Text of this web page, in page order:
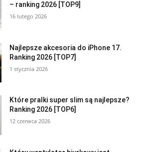
– ranking 2026 [TOP9]
16 lutego 2026
Najlepsze akcesoria do iPhone 17.
Ranking 2026 [TOP7]
1 stycznia 2026
Które pralki super slim są najlepsze?
Ranking 2026 [TOP6]
12 czerwca 2026